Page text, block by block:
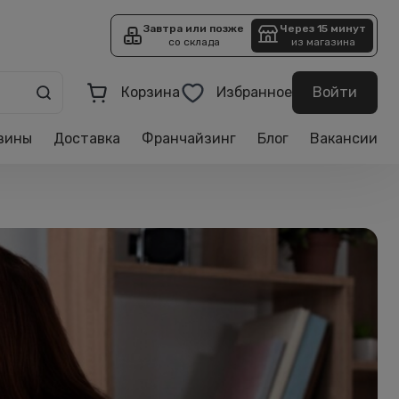
Завтра или позже
со склада
Через 15 минут
из магазина
Корзина Избранное Войти
Доставка Франчайзинг Блог Вакансии